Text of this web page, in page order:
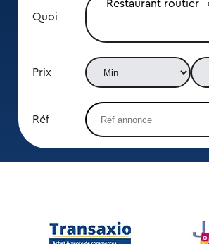
Quoi
Restaurant routier
Prix
Réf